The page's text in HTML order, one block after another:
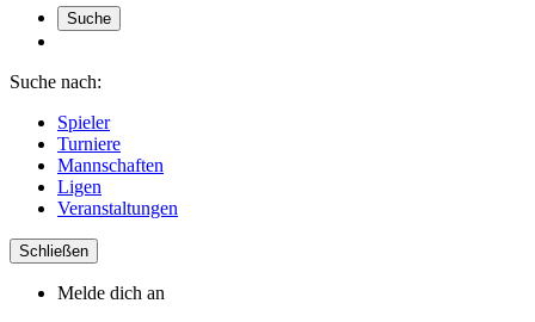
Suche
Suche nach:
Spieler
Turniere
Mannschaften
Ligen
Veranstaltungen
Schließen
Melde dich an